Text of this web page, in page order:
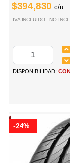
$394,830 c/u
IVA INCLUIDO | NO
DISPONIBILIDAD:
-24%